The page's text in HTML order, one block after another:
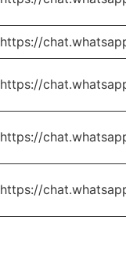
https://
https://
https://
https://